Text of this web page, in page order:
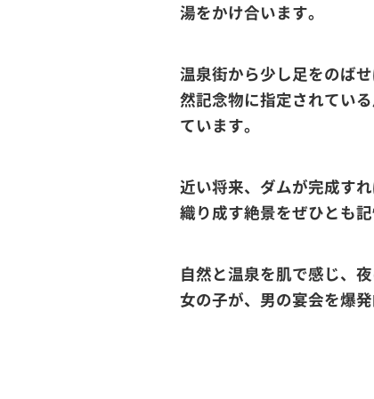
湯をかけ合います。
温泉街から少し足をのば
然記念物に指定されてい
ています。
近い将来、ダムが完成す
織り成す絶景をぜひとも
自然と温泉を肌で感じ、
女の子が、男の宴会を爆